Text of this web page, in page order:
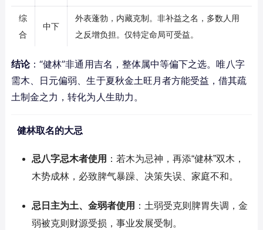
综
合
中下
外表蓬勃，内藏克制。非补益之名，多数人用
之反增负担。仅特定命局可受益。
结论：“健林”非通用吉名，整体属中等偏下之选。唯八字
需木、日元偏弱、生于夏秋金土旺月者方能受益，借其疏
土制金之力，转化为人生助力。
健林取名的大忌
忌八字忌木者使用 ：若木为忌神，再添“健林”双木，
木势成林，必致脾气暴躁、决策失误、家庭不和。
忌日主为土、金弱者使用 ：土弱受克则脾胃失调，金
弱被克则财源受损，事业发展受制。